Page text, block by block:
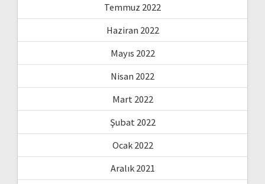
Temmuz 2022
Haziran 2022
Mayıs 2022
Nisan 2022
Mart 2022
Şubat 2022
Ocak 2022
Aralık 2021